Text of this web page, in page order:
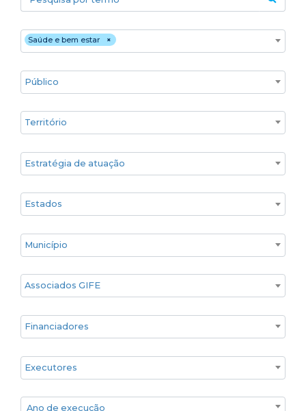
Áreas temáticas ×
Saúde e bem estar
Público
Territórios
Estratégia de atuação
Estado
Cidade
Associados GIFE
Financiadores
Executores
Ano de execução
Ano de execução